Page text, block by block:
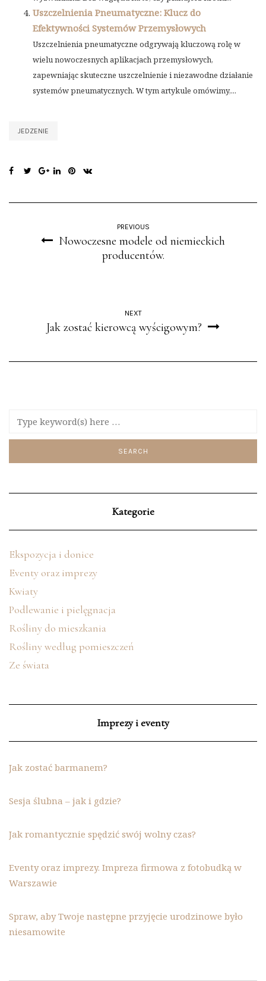
Uszczelnienia Pneumatyczne: Klucz do
Efektywności Systemów Przemysłowych
Uszczelnienia pneumatyczne odgrywają kluczową rolę w
wielu nowoczesnych aplikacjach przemysłowych,
zapewniając skuteczne uszczelnienie i niezawodne działanie
systemów pneumatycznych. W tym artykule omówimy,...
JEDZENIE
PREVIOUS
Nowoczesne modele od niemieckich
producentów.
NEXT
Jak zostać kierowcą wyścigowym?
Kategorie
Ekspozycja i donice
Eventy oraz imprezy
Kwiaty
Podlewanie i pielęgnacja
Rośliny do mieszkania
Rośliny według pomieszczeń
Ze świata
Imprezy i eventy
Jak zostać barmanem?
Sesja ślubna – jak i gdzie?
Jak romantycznie spędzić swój wolny czas?
Eventy oraz imprezy. Impreza firmowa z fotobudką w
Warszawie
Spraw, aby Twoje następne przyjęcie urodzinowe było
niesamowite